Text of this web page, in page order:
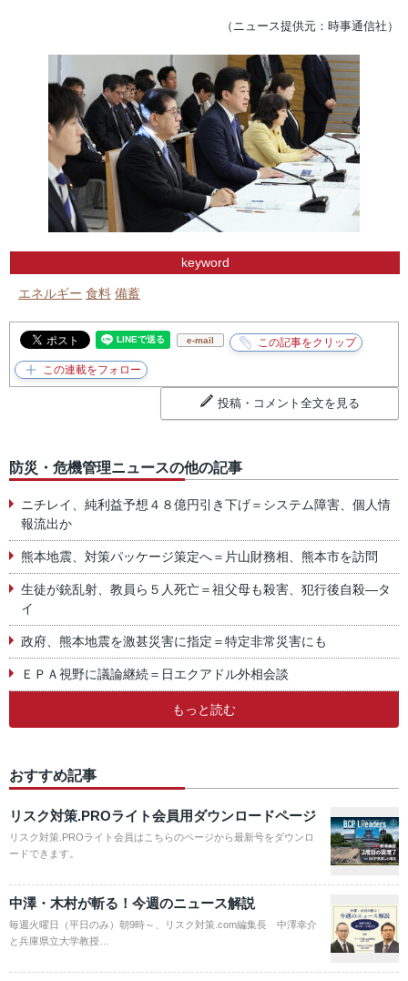
（ニュース提供元：時事通信社）
keyword
エネルギー 食料 備蓄
e-mail
投稿・コメント全文を見る
防災・危機管理ニュースの他の記事
ニチレイ、純利益予想４８億円引き下げ＝システム障害、個人情
報流出か
熊本地震、対策パッケージ策定へ＝片山財務相、熊本市を訪問
生徒が銃乱射、教員ら５人死亡＝祖父母も殺害、犯行後自殺―タ
イ
政府、熊本地震を激甚災害に指定＝特定非常災害にも
ＥＰＡ視野に議論継続＝日エクアドル外相会談
もっと読む
おすすめ記事
リスク対策.PROライト会員用ダウンロードページ
リスク対策.PROライト会員はこちらのページから最新号をダウンロ
ードできます。
中澤・木村が斬る！今週のニュース解説
毎週火曜日（平日のみ）朝9時～、リスク対策.com編集長 中澤幸介
と兵庫県立大学教授…